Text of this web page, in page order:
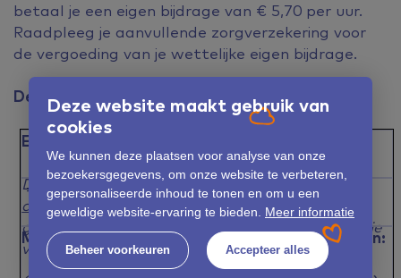
Deze website maakt gebruik van
cookies
We kunnen deze plaatsen voor analyse van onze
bezoekersgegevens, om onze website te verbeteren,
gepersonaliseerde inhoud te tonen en om u een
geweldige website-ervaring te bieden. Meer informatie
Beheer voorkeuren Accepteer alles
betaal je een eigen bijdrage van € 5,70 per uur.
Raadpleeg je aanvullende zorgverzekering voor
de vergoeding van je wettelijke eigen bijdrage.
De tarieven zijn als volgt:
Eigen bijdrage kraamzorg per uur
De eigen bijdrage kan, afhankelijk van je
aanvullende zorgverzekering
, gedeeltelijk of
geheel vergoed worden. Informeer hiernaar bij je
verzekeraar.
€ 5,70
Mogelijkheid om extra kraamzorguren te regelen: